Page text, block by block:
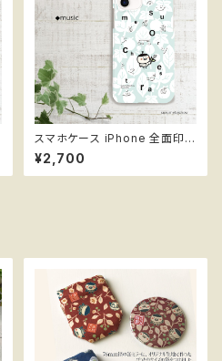
スマホケース iPhone 全面印刷
ハードケース ススメ隊長 ＊mu
sic
¥2,700